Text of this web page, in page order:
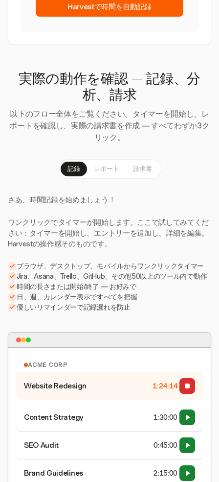
Harvestで時間を自動記録
実際の動作を確認 — 記録、分
析、請求
以下のフロー全体をご覧ください。タイマーを開始し、レ
ポートを確認し、実際の請求書を作成 — すべてわずか3ク
リック。
記録 レポート 請求書
さあ、時間記録を始めましょう！
ワンクリックでタイマーが開始します。ここで試してみてくだ
さい：タイマーを開始し、エントリーを追加し、詳細を編集。
Harvestの操作感そのものです。
ブラウザ、デスクトップ、モバイルからワンクリックタイマー
Jira、Asana、Trello、GitHub、その他50以上のツール内で動作
時間の長さまたは開始/終了 — お好みで
日、週、カレンダー表示ですべてを把握
優しいリマインダーで記録漏れを防止
ACME CORP
Website Redesign 1:24:15
Content Strategy 1:30:00
SEO Audit 0:45:00
Brand Guidelines 2:15:00